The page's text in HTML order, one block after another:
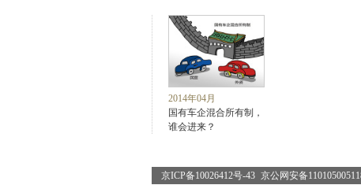
2014年04月
国有车企混合所有制，
谁会进来？
京ICP备10026412号-43 京公网安备